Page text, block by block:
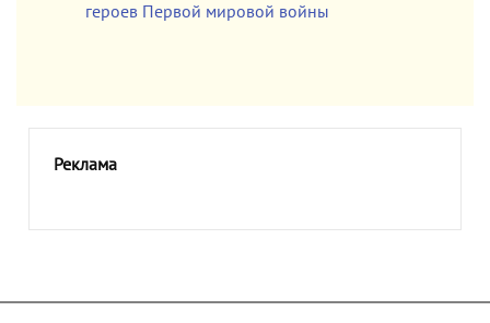
героев Первой мировой войны
Реклама